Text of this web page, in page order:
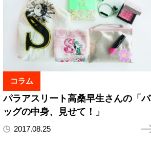
コラム
パラアスリート高桑早生さんの「バ
ッグの中身、見せて！」
2017.08.25